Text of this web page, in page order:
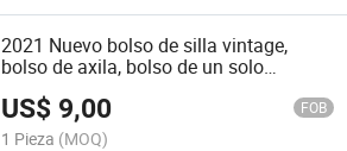
2021 Nuevo bolso de silla vintage,
bolso de axila, bolso de un solo
hombro versátil, bolso de moda para
dama
US$ 9,00 FOB
1 Pieza (MOQ)